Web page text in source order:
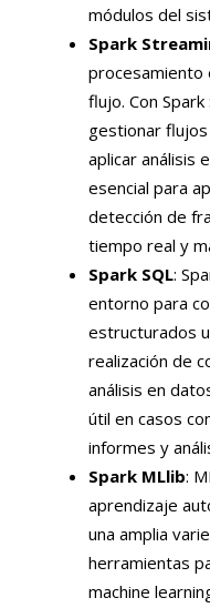
módulos del
Spark
procesamiento
flujo. Con
gestionar
aplicar análisis
esencial para
detección de
tiempo real y
Spark SQL:
entorno para
estructurados
realización de
análisis en
útil en casos
informes y
Spark MLlib:
aprendizaje
una amplia
herramientas
machine